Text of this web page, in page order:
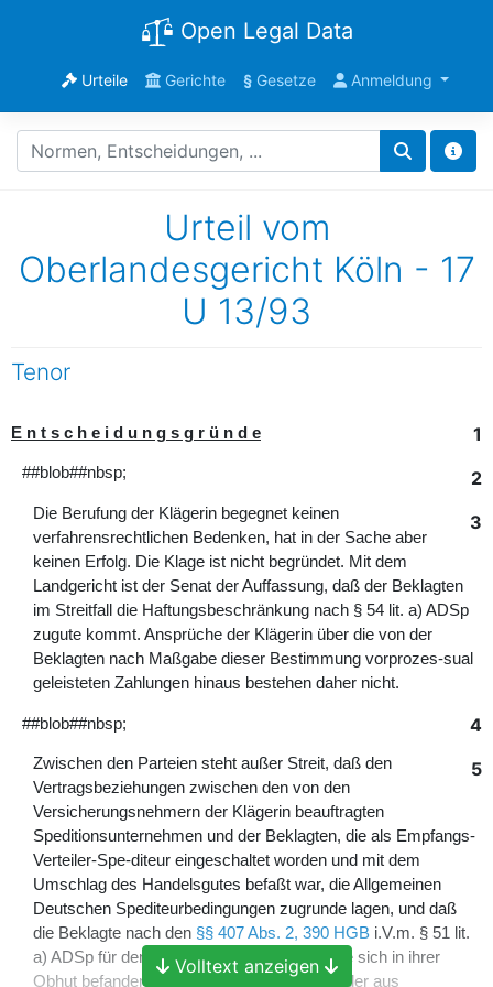
Open Legal Data
Urteile Gerichte §Gesetze Anmeldung
Urteil vom
Oberlandesgericht Köln - 17
U 13/93
Tenor
1
E n t s c h e i d u n g s g r ü n d e
2
##blob##nbsp;
3
Die Berufung der Klägerin begegnet keinen
verfahrensrechtlichen Bedenken, hat in der Sache aber
keinen Erfolg. Die Klage ist nicht begründet. Mit dem
Landgericht ist der Senat der Auffassung, daß der Beklagten
im Streitfall die Haftungsbeschränkung nach § 54 lit. a) ADSp
zugute kommt. Ansprüche der Klägerin über die von der
Beklagten nach Maßgabe dieser Bestimmung vorprozes-sual
geleisteten Zahlungen hinaus bestehen daher nicht.
4
##blob##nbsp;
5
Zwischen den Parteien steht außer Streit, daß den
Vertragsbeziehungen zwischen den von den
Versicherungsnehmern der Klägerin beauftragten
Speditionsunternehmen und der Beklagten, die als Empfangs-
Verteiler-Spe-diteur eingeschaltet worden und mit dem
Umschlag des Handelsgutes befaßt war, die Allgemeinen
Deutschen Spediteurbedingungen zugrunde lagen, und daß
die Beklagte nach den §§ 407 Abs. 2, 390 HGB i.V.m. § 51 lit.
a) ADSp für den Verlust der Waren haftet, die sich in ihrer
Obhut befanden. Indessen hat die Beklagte der aus
Volltext anzeigen